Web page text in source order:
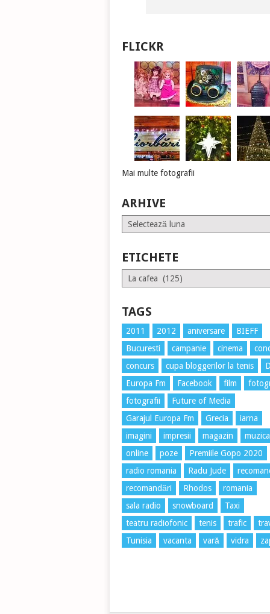
FLICKR
Mai multe fotografii
ARHIVE
Arhive
ETICHETE
Etichete
TAGS
2011 2012 aniversare
BIEFF
Bucuresti
campanie cinema
concurs
cupa bloggerilor la tenis
Europa Fm
Facebook film
fotografii
Future of Media
Garajul Europa Fm
Grecia
iarna
imagini
impresii magazin
muzica
online
poze
Premiile Gopo 2020
radio romania
Radu Jude
recomandări
Rhodos
romania
sala radio
snowboard
Taxi
teatru radiofonic
tenis trafic
Tunisia
vacanta vară vidra